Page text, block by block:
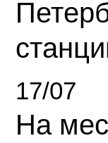
17/07
На